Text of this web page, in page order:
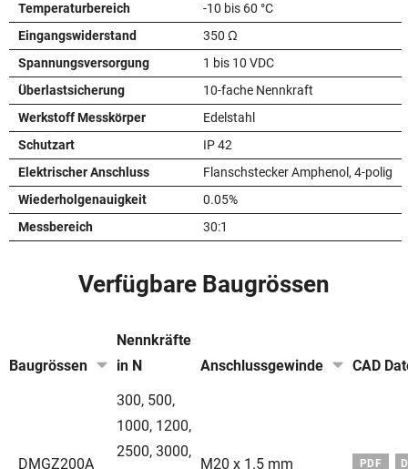
Temperaturbereich
-10 bis 60 °C
Eingangswiderstand
350 Ω
Spannungsversorgung
1 bis 10 VDC
Überlastsicherung
10-fache Nennkraft
Werkstoff Messkörper
Edelstahl
Schutzart
IP 42
Elektrischer Anschluss
Flanschstecker Amphenol, 4-polig
Wiederholgenauigkeit
0.05%
Messbereich
30:1
Verfügbare Baugrössen
Baugrössen
Nennkräfte
in N
Anschlussgewinde CAD
DMGZ200A
300, 500,
1000, 1200,
2500, 3000,
M20 x 1.5 mm PDF